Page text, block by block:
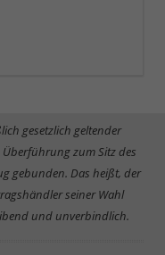
gesetzlich geltender
zum Sitz des
gebunden. Das heißt, der
seiner Wahl
und unverbindlich.